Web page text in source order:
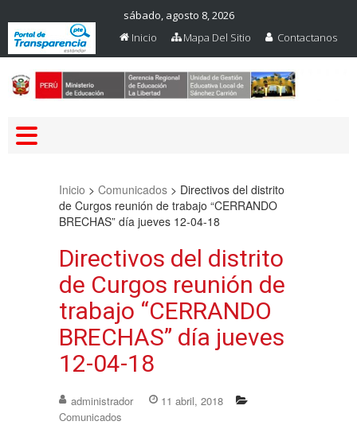
sábado, agosto 8, 2026
Inicio
Mapa Del Sitio Contactanos
Inicio >Comunicados > Directivos del distrito
de Curgos reunión de trabajo “CERRANDO
BRECHAS” día jueves 12-04-18
Directivos del distrito
de Curgos reunión de
trabajo “CERRANDO
BRECHAS” día jueves
12-04-18
administrador
11 abril, 2018
Comunicados